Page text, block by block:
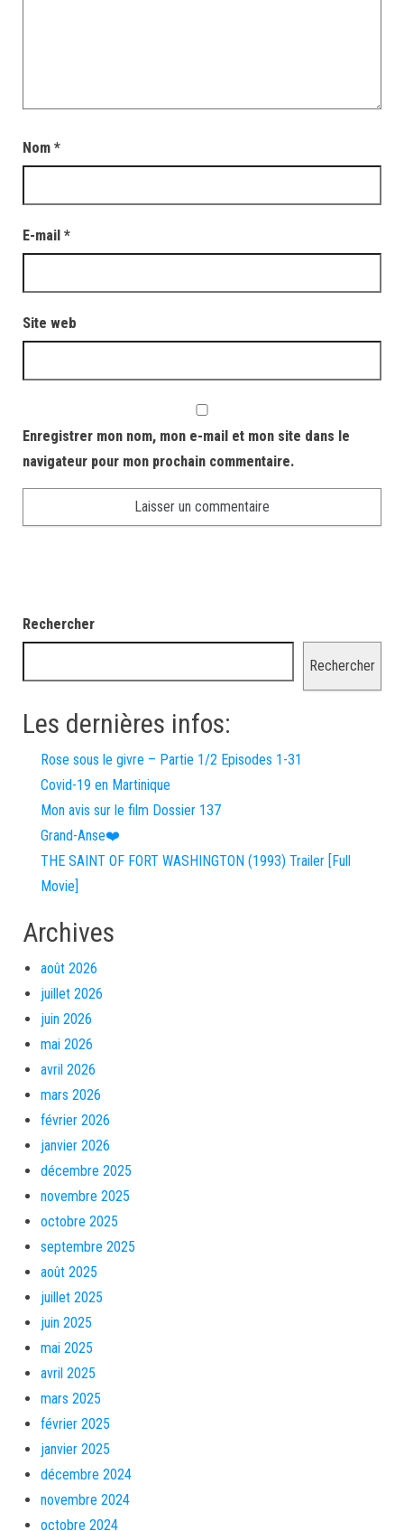
Nom *
E-mail *
Site web
Enregistrer mon nom, mon e-mail et mon site dans le
navigateur pour mon prochain commentaire.
Rechercher
Rechercher
Les dernières infos:
Rose sous le givre – Partie 1/2 Episodes 1-31
Covid-19 en Martinique
Mon avis sur le film Dossier 137
Grand-Anse❤️
THE SAINT OF FORT WASHINGTON (1993) Trailer [Full
Movie]
Archives
août 2026
juillet 2026
juin 2026
mai 2026
avril 2026
mars 2026
février 2026
janvier 2026
décembre 2025
novembre 2025
octobre 2025
septembre 2025
août 2025
juillet 2025
juin 2025
mai 2025
avril 2025
mars 2025
février 2025
janvier 2025
décembre 2024
novembre 2024
octobre 2024